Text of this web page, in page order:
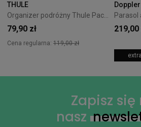
THULE
Organizer podróżny Thule PackingCube kompresyjny M biały
79,90 zł
Cena regularna: 119,00 zł
Doppler
219,00
Zapisz się
nasz